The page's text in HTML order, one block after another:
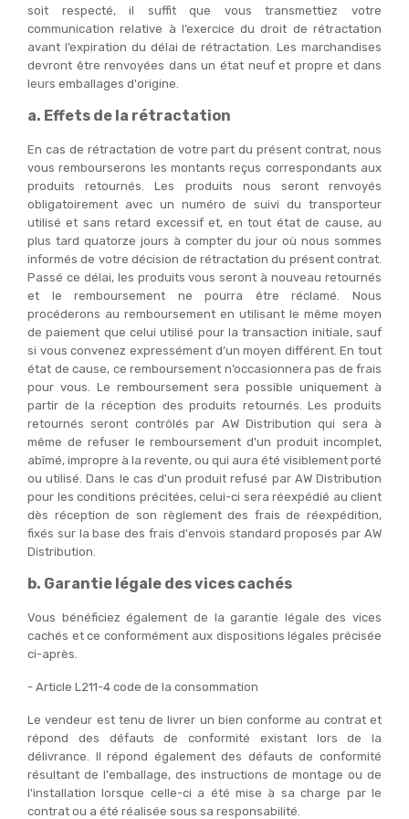
soit respecté, il suffit que vous transmettiez votre
communication relative à l’exercice du droit de rétractation
avant l’expiration du délai de rétractation. Les marchandises
devront être renvoyées dans un état neuf et propre et dans
leurs emballages d'origine.
a. Effets de la rétractation
En cas de rétractation de votre part du présent contrat, nous
vous rembourserons les montants reçus correspondants aux
produits retournés. Les produits nous seront renvoyés
obligatoirement avec un numéro de suivi du transporteur
utilisé et sans retard excessif et, en tout état de cause, au
plus tard quatorze jours à compter du jour où nous sommes
informés de votre décision de rétractation du présent contrat.
Passé ce délai, les produits vous seront à nouveau retournés
et le remboursement ne pourra être réclamé. Nous
procéderons au remboursement en utilisant le même moyen
de paiement que celui utilisé pour la transaction initiale, sauf
si vous convenez expressément d’un moyen différent. En tout
état de cause, ce remboursement n’occasionnera pas de frais
pour vous. Le remboursement sera possible uniquement à
partir de la réception des produits retournés. Les produits
retournés seront contrôlés par AW Distribution qui sera à
même de refuser le remboursement d'un produit incomplet,
abîmé, impropre à la revente, ou qui aura été visiblement porté
ou utilisé. Dans le cas d'un produit refusé par AW Distribution
pour les conditions précitées, celui-ci sera réexpédié au client
dès réception de son règlement des frais de réexpédition,
fixés sur la base des frais d'envois standard proposés par AW
Distribution.
b. Garantie légale des vices cachés
Vous bénéficiez également de la garantie légale des vices
cachés et ce conformément aux dispositions légales précisée
ci-après.
- Article L211-4 code de la consommation
Le vendeur est tenu de livrer un bien conforme au contrat et
répond des défauts de conformité existant lors de la
délivrance. Il répond également des défauts de conformité
résultant de l'emballage, des instructions de montage ou de
l'installation lorsque celle-ci a été mise à sa charge par le
contrat ou a été réalisée sous sa responsabilité.